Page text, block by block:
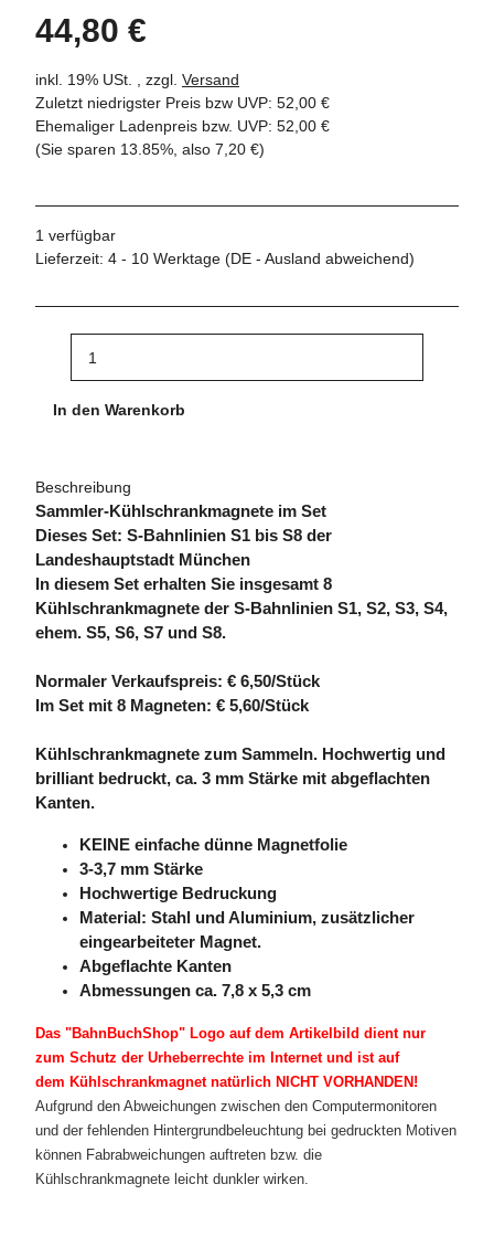
44,80 €
inkl. 19% USt. , zzgl. Versand
Zuletzt niedrigster Preis bzw UVP: 52,00 €
Ehemaliger Ladenpreis bzw. UVP: 52,00 €
(Sie sparen 13.85%, also 7,20 €)
1 verfügbar
Lieferzeit: 4 - 10 Werktage (DE - Ausland abweichend)
In den Warenkorb
Beschreibung
Sammler-Kühlschrankmagnete im Set
Dieses Set: S-Bahnlinien S1 bis S8 der
Landeshauptstadt München
In diesem Set erhalten Sie insgesamt 8
Kühlschrankmagnete der S-Bahnlinien S1, S2, S3, S4,
ehem. S5, S6, S7 und S8.
Normaler Verkaufspreis: € 6,50/Stück
Im Set mit 8 Magneten: € 5,60/Stück
Kühlschrankmagnete zum Sammeln. Hochwertig und
brilliant bedruckt, ca. 3 mm Stärke mit abgeflachten
Kanten.
KEINE einfache dünne Magnetfolie
3-3,7 mm Stärke
Hochwertige Bedruckung
Material: Stahl und Aluminium, zusätzlicher
eingearbeiteter Magnet.
Abgeflachte Kanten
Abmessungen ca. 7,8 x 5,3 cm
Das "BahnBuchShop" Logo auf dem Artikelbild dient nur
zum Schutz der Urheberrechte im Internet und ist auf
dem Kühlschrankmagnet natürlich NICHT VORHANDEN!
Aufgrund den Abweichungen zwischen den Computermonitoren
und der fehlenden Hintergrundbeleuchtung bei gedruckten Motiven
können Fabrabweichungen auftreten bzw. die
Kühlschrankmagnete leicht dunkler wirken.